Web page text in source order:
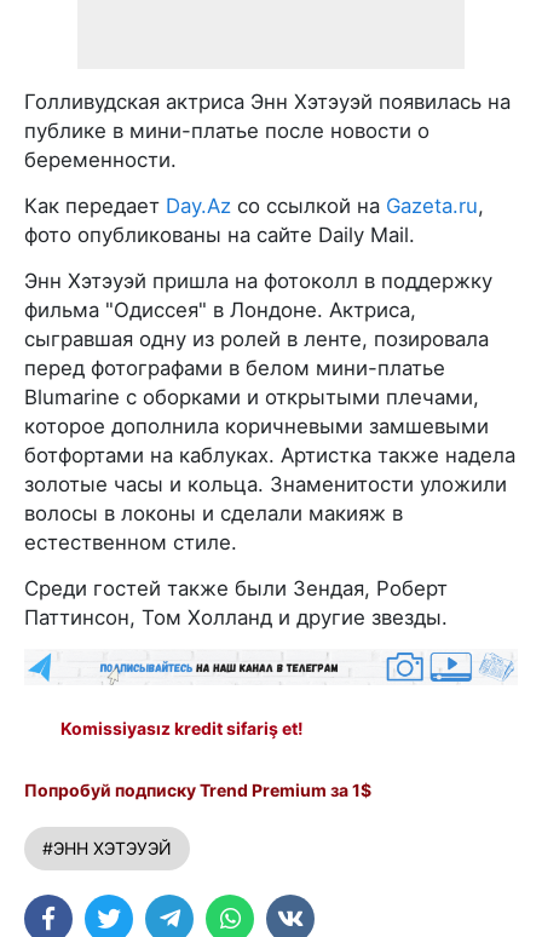
Голливудская актриса Энн Хэтэуэй появилась на
публике в мини-платье после новости о
беременности.
Как передает Day.Az со ссылкой на Gazeta.ru,
фото опубликованы на сайте Daily Mail.
Энн Хэтэуэй пришла на фотоколл в поддержку
фильма "Одиссея" в Лондоне. Актриса,
сыгравшая одну из ролей в ленте, позировала
перед фотографами в белом мини-платье
Blumarine с оборками и открытыми плечами,
которое дополнила коричневыми замшевыми
ботфортами на каблуках. Артистка также надела
золотые часы и кольца. Знаменитости уложили
волосы в локоны и сделали макияж в
естественном стиле.
Среди гостей также были Зендая, Роберт
Паттинсон, Том Холланд и другие звезды.
Komissiyasız kredit sifariş et!
Попробуй подписку Trend Premium за 1$
#ЭНН ХЭТЭУЭЙ